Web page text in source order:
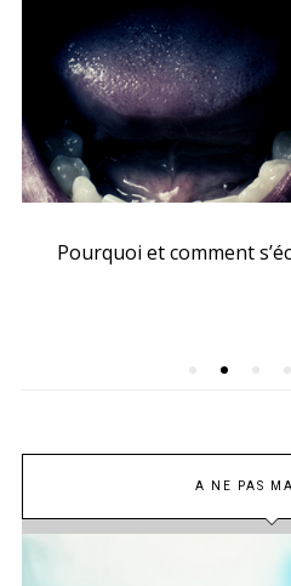
Pourquoi et comment
A NE PAS